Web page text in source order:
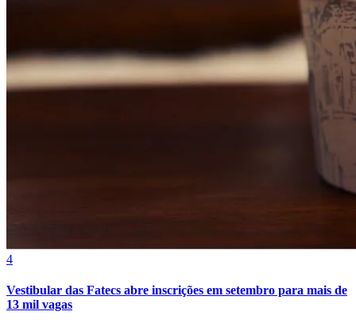
Fortaleza
4
Vestibular das Fatecs abre inscrições em setembro para mais de
13 mil vagas